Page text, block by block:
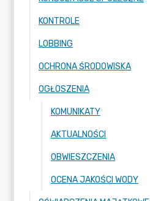
KONTROLE
LOBBING
OCHRONA ŚRODOWISKA
OGŁOSZENIA
KOMUNIKATY
AKTUALNOŚCI
OBWIESZCZENIA
OCENA JAKOŚCI WODY